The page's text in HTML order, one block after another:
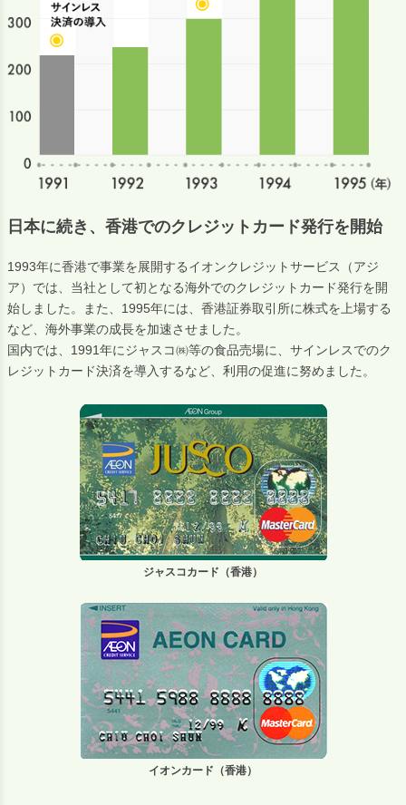
日本に続き、香港でのクレジットカード発行を開始
1993年に香港で事業を展開するイオンクレジットサービス（アジ
ア）では、当社として初となる海外でのクレジットカード発行を開
始しました。また、1995年には、香港証券取引所に株式を上場する
など、海外事業の成長を加速させました。
国内では、1991年にジャスコ㈱等の食品売場に、サインレスでのク
レジットカード決済を導入するなど、利用の促進に努めました。
ジャスコカード（香港）
イオンカード（香港）